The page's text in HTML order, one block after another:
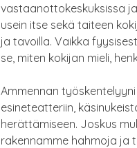
vastaanottokeskuksissa
usein itse sekä taiteen
ja tavoilla. Vaikka
se, miten kokijan mieli,
Ammennan
esineteatteriin,
herättämiseen. Joskus
rakennamme hahmoja ja